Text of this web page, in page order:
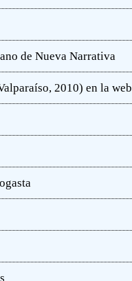
de Nueva Narrativa
2010) en la web